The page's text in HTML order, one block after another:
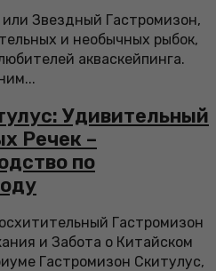
Звездный Гастромизон,
и необычных рыбок,
акваскейпинга.
Удивительный
Речек –
по
Гастромизон
и Забота о Китайском
Гастромизон Скитулус,